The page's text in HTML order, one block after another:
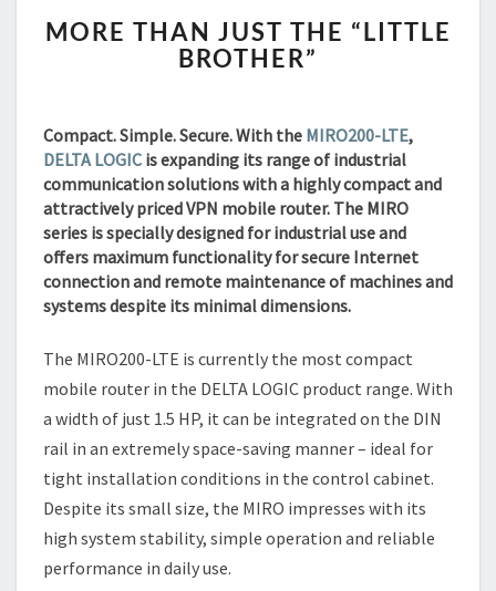
THAN
JUST
BROTHER”
MORE THAN JUST THE “LITTLE
BROTHER”
Compact. Simple. Secure. With the MIRO200-LTE,
DELTA LOGIC is expanding its range of industrial
communication solutions with a highly compact and
attractively priced VPN mobile router. The MIRO
series is specially designed for industrial use and
offers maximum functionality for secure Internet
connection and remote maintenance of machines and
systems despite its minimal dimensions.
The MIRO200-LTE is currently the most compact
mobile router in the DELTA LOGIC product range. With
a width of just 1.5 HP, it can be integrated on the DIN
rail in an extremely space-saving manner – ideal for
tight installation conditions in the control cabinet.
Despite its small size, the MIRO impresses with its
high system stability, simple operation and reliable
performance in daily use.